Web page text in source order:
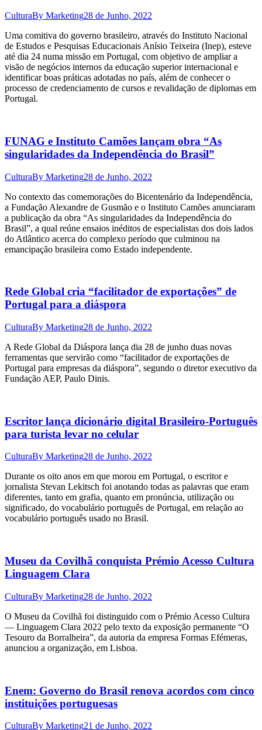
CulturaBy Marketing28 de Junho, 2022
Uma comitiva do governo brasileiro, através do Instituto Nacional
de Estudos e Pesquisas Educacionais Anísio Teixeira (Inep), esteve
até dia 24 numa missão em Portugal, com objetivo de ampliar a
visão de negócios internos da educação superior internacional e
identificar boas práticas adotadas no país, além de conhecer o
processo de credenciamento de cursos e revalidação de diplomas em
Portugal.
FUNAG e Instituto Camões lançam obra “As
singularidades da Independência do Brasil”
CulturaBy Marketing28 de Junho, 2022
No contexto das comemorações do Bicentenário da Independência,
a Fundação Alexandre de Gusmão e o Instituto Camões anunciaram
a publicação da obra “As singularidades da Independência do
Brasil”, a qual reúne ensaios inéditos de especialistas dos dois lados
do Atlântico acerca do complexo período que culminou na
emancipação brasileira como Estado independente.
Rede Global cria “facilitador de exportações” de
Portugal para a diáspora
CulturaBy Marketing28 de Junho, 2022
A Rede Global da Diáspora lança dia 28 de junho duas novas
ferramentas que servirão como “facilitador de exportações de
Portugal para empresas da diáspora”, segundo o diretor executivo da
Fundação AEP, Paulo Dinis.
Escritor lança dicionário digital Brasileiro-Português
para turista levar no celular
CulturaBy Marketing28 de Junho, 2022
Durante os oito anos em que morou em Portugal, o escritor e
jornalista Stevan Lekitsch foi anotando todas as palavras que eram
diferentes, tanto em grafia, quanto em pronúncia, utilização ou
significado, do vocabulário português de Portugal, em relação ao
vocabulário português usado no Brasil.
Museu da Covilhã conquista Prémio Acesso Cultura
Linguagem Clara
CulturaBy Marketing28 de Junho, 2022
O Museu da Covilhã foi distinguido com o Prémio Acesso Cultura
— Linguagem Clara 2022 pelo texto da exposição permanente “O
Tesouro da Borralheira”, da autoria da empresa Formas Efémeras,
anunciou a organização, em Lisboa.
Enem: Governo do Brasil renova acordos com cinco
instituições portuguesas
CulturaBy Marketing21 de Junho, 2022